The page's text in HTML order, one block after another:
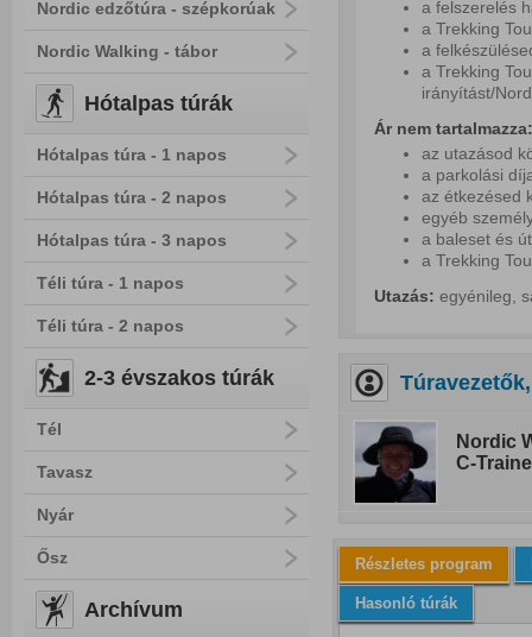
Nordic edzőtúra - szépkorúak
Nordic Walking - tábor
Hótalpas túrák
Hótalpas túra - 1 napos
Hótalpas túra - 2 napos
Hótalpas túra - 3 napos
Téli túra - 1 napos
Téli túra - 2 napos
2-3 évszakos túrák
Tél
Tavasz
Nyár
Ősz
Archívum
a felszerelés
a Trekking
a
a Trekking
irányítást/
Ár nem tartalmazza:
az utazásod
a parkolási
az étkezésed
egyéb
a baleset és
a Trekking
Utazás: egyénileg,
Nordic
C-
Részletes program
Hasonló túrák